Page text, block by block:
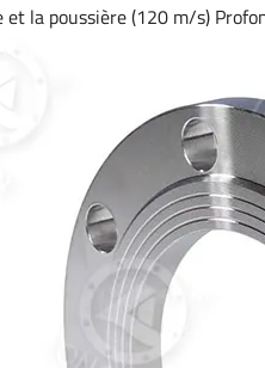
et la poussière (120 m/s)